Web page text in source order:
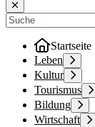
Startseite
Leben
Kultur
Tourismus
Bildung
Wirtschaft